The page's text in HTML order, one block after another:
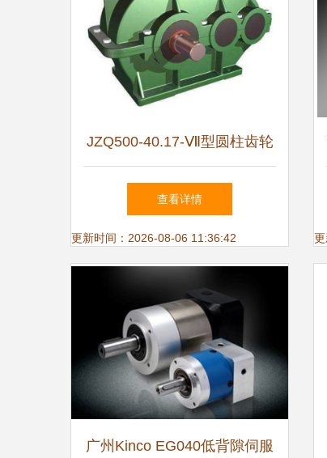
JZQ500-40.17-Ⅶ型圆柱齿轮
减速机 结构、特性与应用解
析
查看详情
更新时间：2026-08-06 11:36:42
广州Kinco EG040低背隙伺服